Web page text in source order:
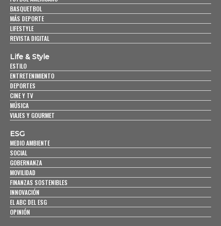
BASQUETBOL
MÁS DEPORTE
LIFESTYLE
REVISTA DIGITAL
Life & Style
ESTILO
ENTRETENIMIENTO
DEPORTES
CINE Y TV
MÚSICA
VIAJES Y GOURMET
ESG
MEDIO AMBIENTE
SOCIAL
GOBERNANZA
MOVILIDAD
FINANZAS SOSTENIBLES
INNOVACIÓN
EL ABC DEL ESG
OPINIÓN